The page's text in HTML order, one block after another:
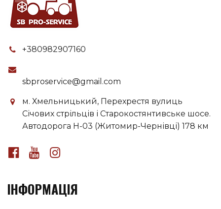
+380982907160
sbproservice@gmail.com
м. Хмельницький, Перехрестя вулиць
Січових стрільців і Старокостянтивське шосе.
Автодорога H-03 (Житомир-Чернівці) 178 км
ІНФОРМАЦІЯ